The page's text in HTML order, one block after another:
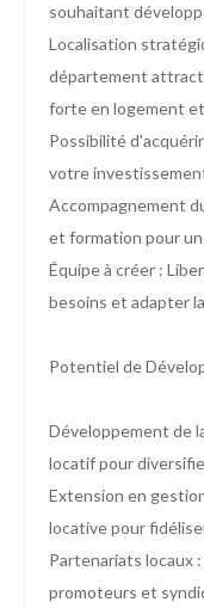
souhaitant
Localisation
département
forte en logement
Possibilité
votre
Accompagnement
et formation pour
Équipe à créer :
besoins et adapter
Potentiel de
Développement de
locatif pour
Extension en
locative pour
Partenariats locaux
promoteurs et